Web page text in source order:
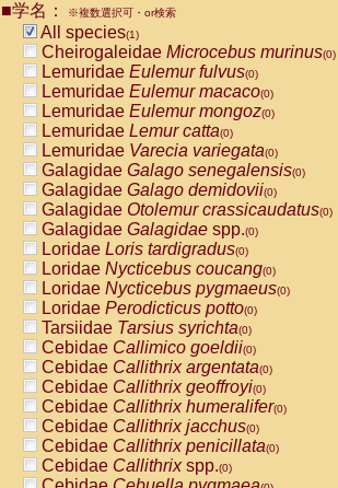
CebidaeCebus nigrivittatus
CebidaeCebus
CebidaeSaimiri boliviensis(0)
CebidaeSaimiri sciureus(0)
AtelidaeAlouatta caraya(0)
AtelidaeAlouatta fusca(0)
AtelidaeAlouatta seniculus
AtelidaeAlouattaspp.(0)
AtelidaeAteles belzebuth(0)
AtelidaeAteles geoffroyi(0)
AtelidaeAteles paniscus(0)
AtelidaeAtelesspp.(0)
Atelidae Lagothrix lagothricha
AtelidaeLagothrix lagothricha cana
PitheciidaeCacajao calvus
PitheciidaeCallicebus cupreus
PitheciidaeCallicebus donacophilus
PitheciidaeCallicebus moloch
PitheciidaeCallicebus torquatus
PitheciidaeCallicebusspp.(0)
PitheciidaeChiropotes satanas(0)
PitheciidaePithecia monachus
PitheciidaePithecia pithecia(0)
CercopithecidaeCercocebus agilis
CercopithecidaeCercocebus
■学名： ※複数選択可・or検索
All species(1)
Cheirogaleidae Microcebus murinus(0)
Lemuridae Eulemur fulvus(0)
Lemuridae Eulemur macaco(0)
Lemuridae Eulemur mongoz(0)
Lemuridae Lemur catta(0)
Lemuridae Varecia variegata(0)
Galagidae Galago senegalensis(0)
Galagidae Galago demidovii(0)
Galagidae Otolemur crassicaudatus(0)
Galagidae Galagidae spp.(0)
Loridae Loris tardigradus(0)
Loridae Nycticebus coucang(0)
Loridae Nycticebus pygmaeus(0)
Loridae Perodicticus potto(0)
Tarsiidae Tarsius syrichta(0)
Cebidae Callimico goeldii(0)
Cebidae Callithrix argentata(0)
Cebidae Callithrix geoffroyi(0)
Cebidae Callithrix humeralifer(0)
Cebidae Callithrix jacchus(0)
Cebidae Callithrix penicillata(0)
Cebidae Callithrixspp.(0)